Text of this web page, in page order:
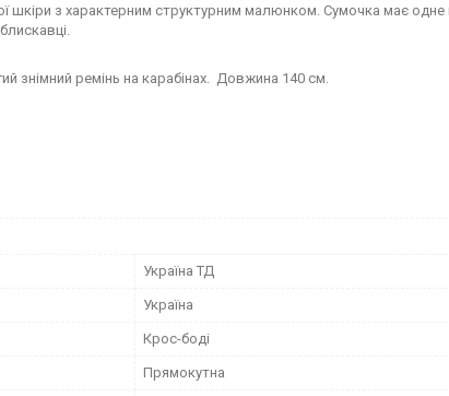
шкіри з характерним структурним малюнком. Сумочка має одне
знімний ремінь на карабінах. Довжина 140 см.
Україна ТД
Україна
Крос-боді
Прямокутна